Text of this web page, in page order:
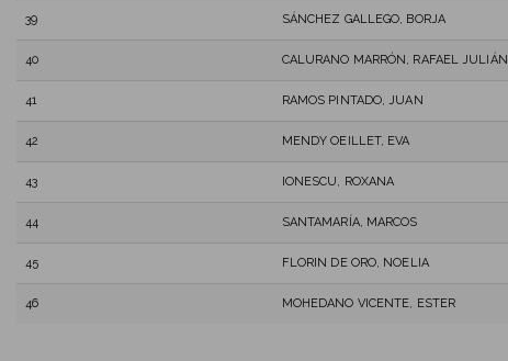
39 SÁNCHEZ GALLEGO, BORJA
40 CALURANO MARRÓN, RAFAEL JULIÁN
41 RAMOS PINTADO, JUAN
42 MENDY OEILLET, EVA
43 IONESCU, ROXANA
44 SANTAMARÍA, MARCOS
45 FLORIN DE ORO, NOELIA
46 MOHEDANO VICENTE, ESTER